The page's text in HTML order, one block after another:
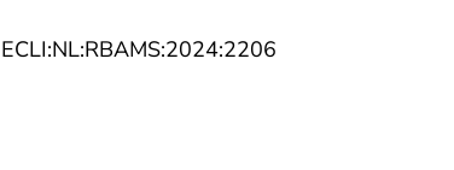
ECLI:NL:RBAMS:2024:2206